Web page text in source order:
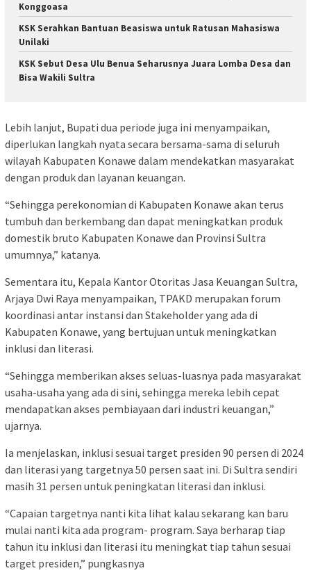
Konggoasa
KSK Serahkan Bantuan Beasiswa untuk Ratusan Mahasiswa
Unilaki
KSK Sebut Desa Ulu Benua Seharusnya Juara Lomba Desa dan
Bisa Wakili Sultra
Lebih lanjut, Bupati dua periode juga ini menyampaikan,
diperlukan langkah nyata secara bersama-sama di seluruh
wilayah Kabupaten Konawe dalam mendekatkan masyarakat
dengan produk dan layanan keuangan.
“Sehingga perekonomian di Kabupaten Konawe akan terus
tumbuh dan berkembang dan dapat meningkatkan produk
domestik bruto Kabupaten Konawe dan Provinsi Sultra
umumnya,” katanya.
Sementara itu, Kepala Kantor Otoritas Jasa Keuangan Sultra,
Arjaya Dwi Raya menyampaikan, TPAKD merupakan forum
koordinasi antar instansi dan Stakeholder yang ada di
Kabupaten Konawe, yang bertujuan untuk meningkatkan
inklusi dan literasi.
“Sehingga memberikan akses seluas-luasnya pada masyarakat
usaha-usaha yang ada di sini, sehingga mereka lebih cepat
mendapatkan akses pembiayaan dari industri keuangan,”
ujarnya.
Ia menjelaskan, inklusi sesuai target presiden 90 persen di 2024
dan literasi yang targetnya 50 persen saat ini. Di Sultra sendiri
masih 31 persen untuk peningkatan literasi dan inklusi.
“Capaian targetnya nanti kita lihat kalau sekarang kan baru
mulai nanti kita ada program- program. Saya berharap tiap
tahun itu inklusi dan literasi itu meningkat tiap tahun sesuai
target presiden,” pungkasnya